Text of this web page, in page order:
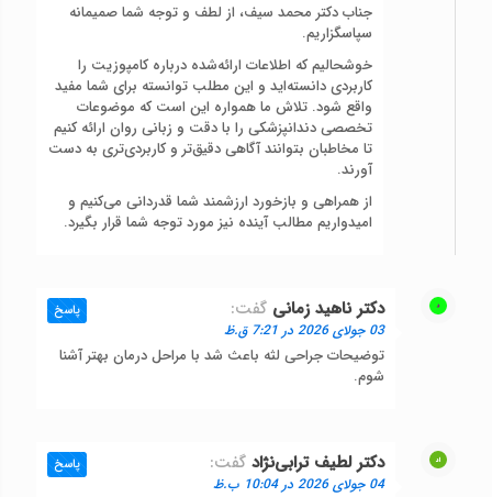
جناب دکتر محمد سیف، از لطف و توجه شما صمیمانه
سپاسگزاریم.
خوشحالیم که اطلاعات ارائه‌شده درباره کامپوزیت را
کاربردی دانسته‌اید و این مطلب توانسته برای شما مفید
واقع شود. تلاش ما همواره این است که موضوعات
تخصصی دندانپزشکی را با دقت و زبانی روان ارائه کنیم
تا مخاطبان بتوانند آگاهی دقیق‌تر و کاربردی‌تری به دست
آورند.
از همراهی و بازخورد ارزشمند شما قدردانی می‌کنیم و
امیدواریم مطالب آینده نیز مورد توجه شما قرار بگیرد.
دکتر ناهید زمانی گفت:
03 جولای 2026 در 7:21 ق.ظ
توضیحات جراحی لثه باعث شد با مراحل درمان بهتر آشنا
شوم.
پاسخ
دکتر لطیف ترابی‌نژاد گفت:
04 جولای 2026 در 10:04 ب.ظ
پاسخ